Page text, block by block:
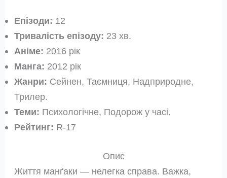
Епізоди: 12
Тривалість епізоду: 23 хв.
Аніме: 2016 рік
Манга: 2012 рік
Жанри: Сейнен, Таємниця, Надприродне,
Трилер.
Теми: Психологічне, Подорож у часі.
Рейтинг: R-17
Опис
Життя манґаки — нелегка справа. Важка,